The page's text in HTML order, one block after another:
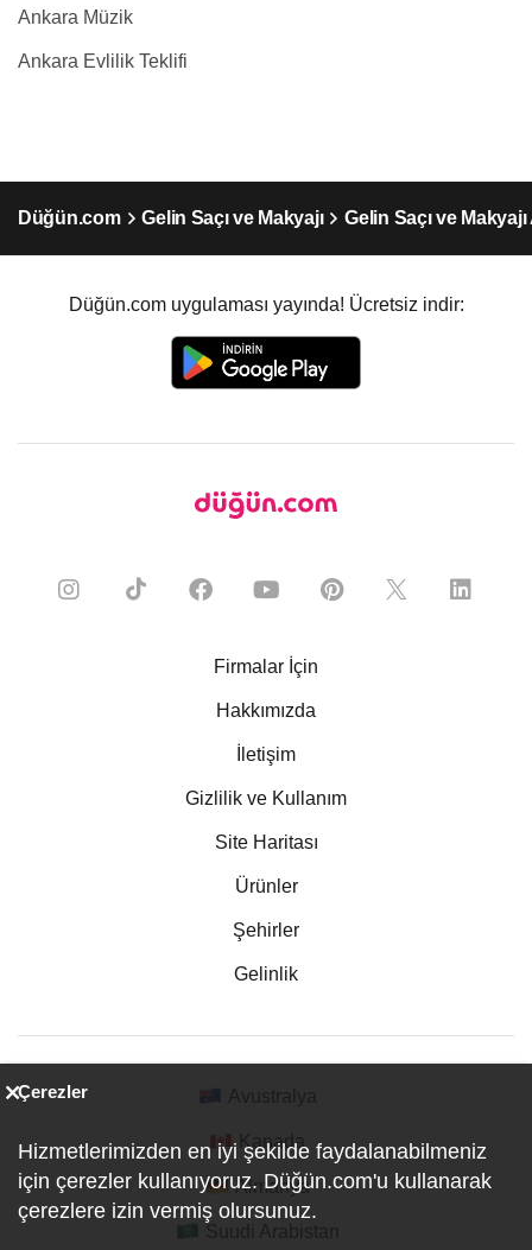
Ankara Müzik
Ankara Evlilik Teklifi
Düğün.com Gelin Saçı ve Makyajı Gelin Saçı ve
Düğün.com uygulaması yayında! Ücretsiz indir:
Firmalar İçin
Hakkımızda
İletişim
Gizlilik ve Kullanım
Site Haritası
Ürünler
Şehirler
Gelinlik
Kanada
Almanya
Çerezler
Hizmetlerimizden en iyi şekilde faydalanabilmeniz
için çerezler kullanıyoruz. Düğün.com'u kullanarak
çerezlere izin vermiş olursunuz.